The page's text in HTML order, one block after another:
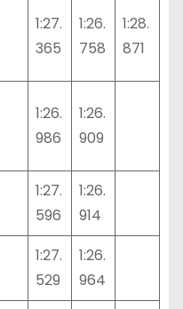
1:27.
365
1:26.
758
1:28.
871
1:26.
986
1:26.
909
1:27.
596
1:26.
914
1:27.
529
1:26.
964